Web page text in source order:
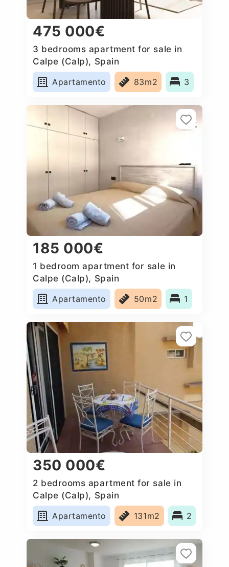
475 000€
3 bedrooms apartment for sale in
Calpe (Calp), Spain
Apartamento
83m2 3
185 000€
1 bedroom apartment for sale in
Calpe (Calp), Spain
Apartamento
50m2 1
350 000€
2 bedrooms apartment for sale in
Calpe (Calp), Spain
Apartamento
131m2 2